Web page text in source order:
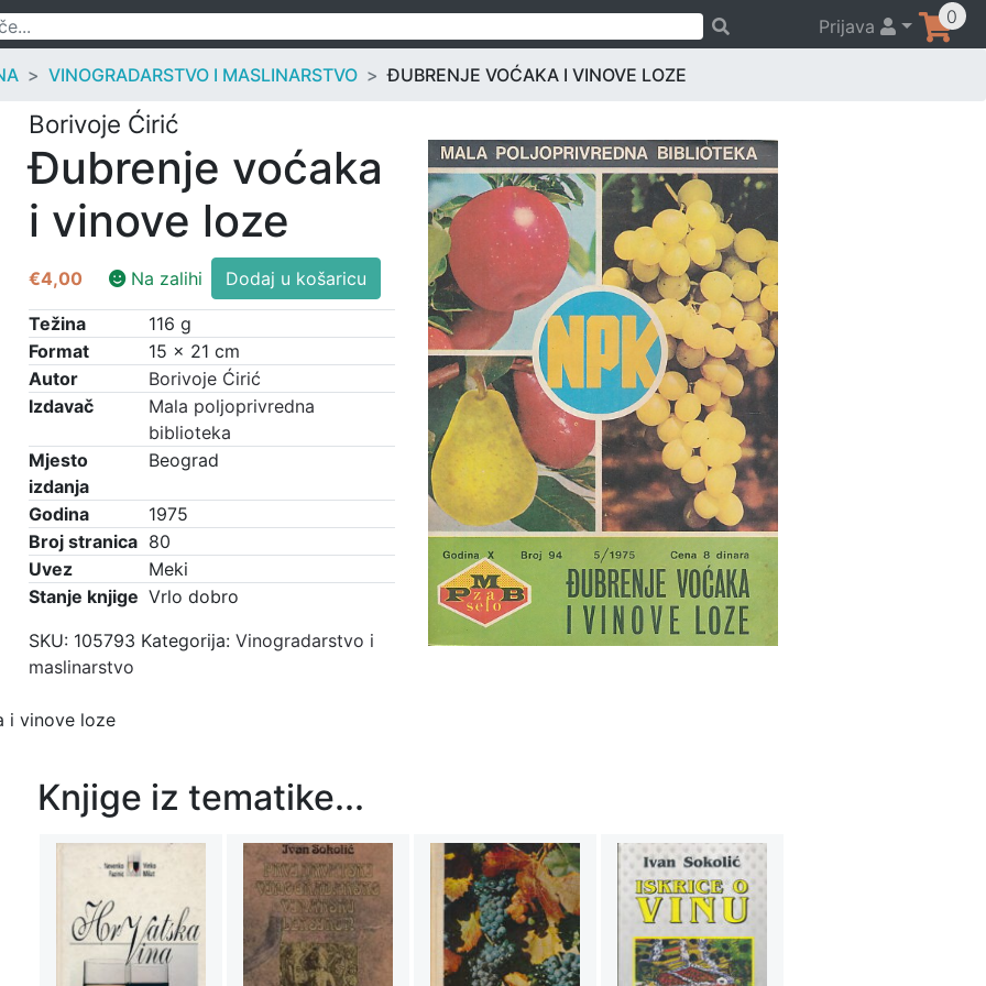
Prijava 0
VINOGRADARSTVO I MASLINARSTVO ĐUBRENJE VOĆAKA I VINOVE LOZE
Borivoje Ćirić
Đubrenje voćaka
i vinove loze
€4,00 Na zalihi
Đubrenje
voćaka
vinove
loze
količina
Dodaj u košaricu
Težina
116 g
Format
15 × 21 cm
Autor
Borivoje Ćirić
Izdavač
Mala poljoprivredna
biblioteka
Mjesto
izdanja
Beograd
Godina
1975
Broj stranica 80
Uvez
Meki
Stanje knjige Vrlo dobro
SKU: 105793 Kategorija: Vinogradarstvo i
maslinarstvo
i vinove loze
Knjige iz tematike...